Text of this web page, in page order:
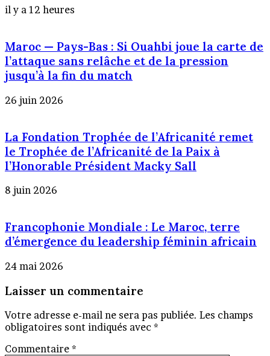
il y a 12 heures
Maroc — Pays-Bas : Si Ouahbi joue la carte de
l’attaque sans relâche et de la pression
jusqu’à la fin du match
26 juin 2026
La Fondation Trophée de l’Africanité remet
le Trophée de l’Africanité de la Paix à
l’Honorable Président Macky Sall
8 juin 2026
Francophonie Mondiale : Le Maroc, terre
d’émergence du leadership féminin africain
24 mai 2026
Laisser un commentaire
Votre adresse e-mail ne sera pas publiée. Les champs
obligatoires sont indiqués avec *
Commentaire *